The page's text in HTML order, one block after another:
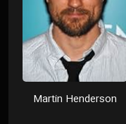
Martin Henderson